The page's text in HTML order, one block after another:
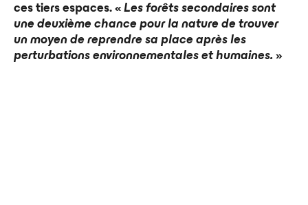
ces tiers espaces. « Les forêts secondaires sont
une deuxième chance pour la nature de trouver
un moyen de reprendre sa place après les
perturbations environnementales et humaines. »